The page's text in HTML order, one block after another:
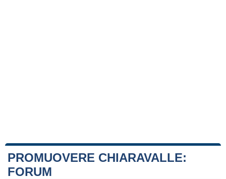
PROMUOVERE CHIARAVALLE:
FORUM